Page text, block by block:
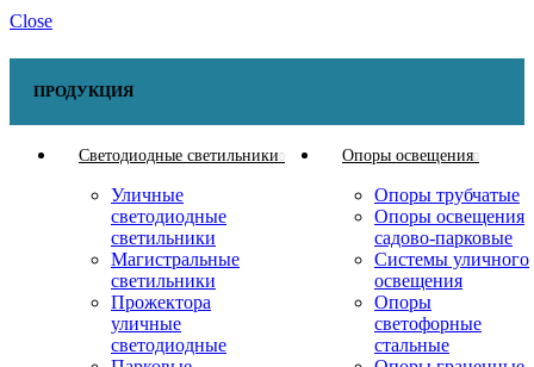
Close
ПРОДУКЦИЯ
Светодиодные светильники
Уличные
светодиодные
светильники
Магистральные
светильники
Прожектора
уличные
светодиодные
Опоры освещения
Опоры трубчатые
Опоры освещения
садово-парковые
Системы уличного
освещения
Опоры
светофорные
стальные